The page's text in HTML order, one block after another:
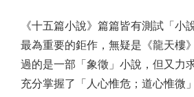
《十五篇小說》篇篇皆有測試「小
最為重要的鉅作，無疑是《龍天樓
過的是一部「象徵」小說，但又力
充分掌握了「人心惟危；道心惟微